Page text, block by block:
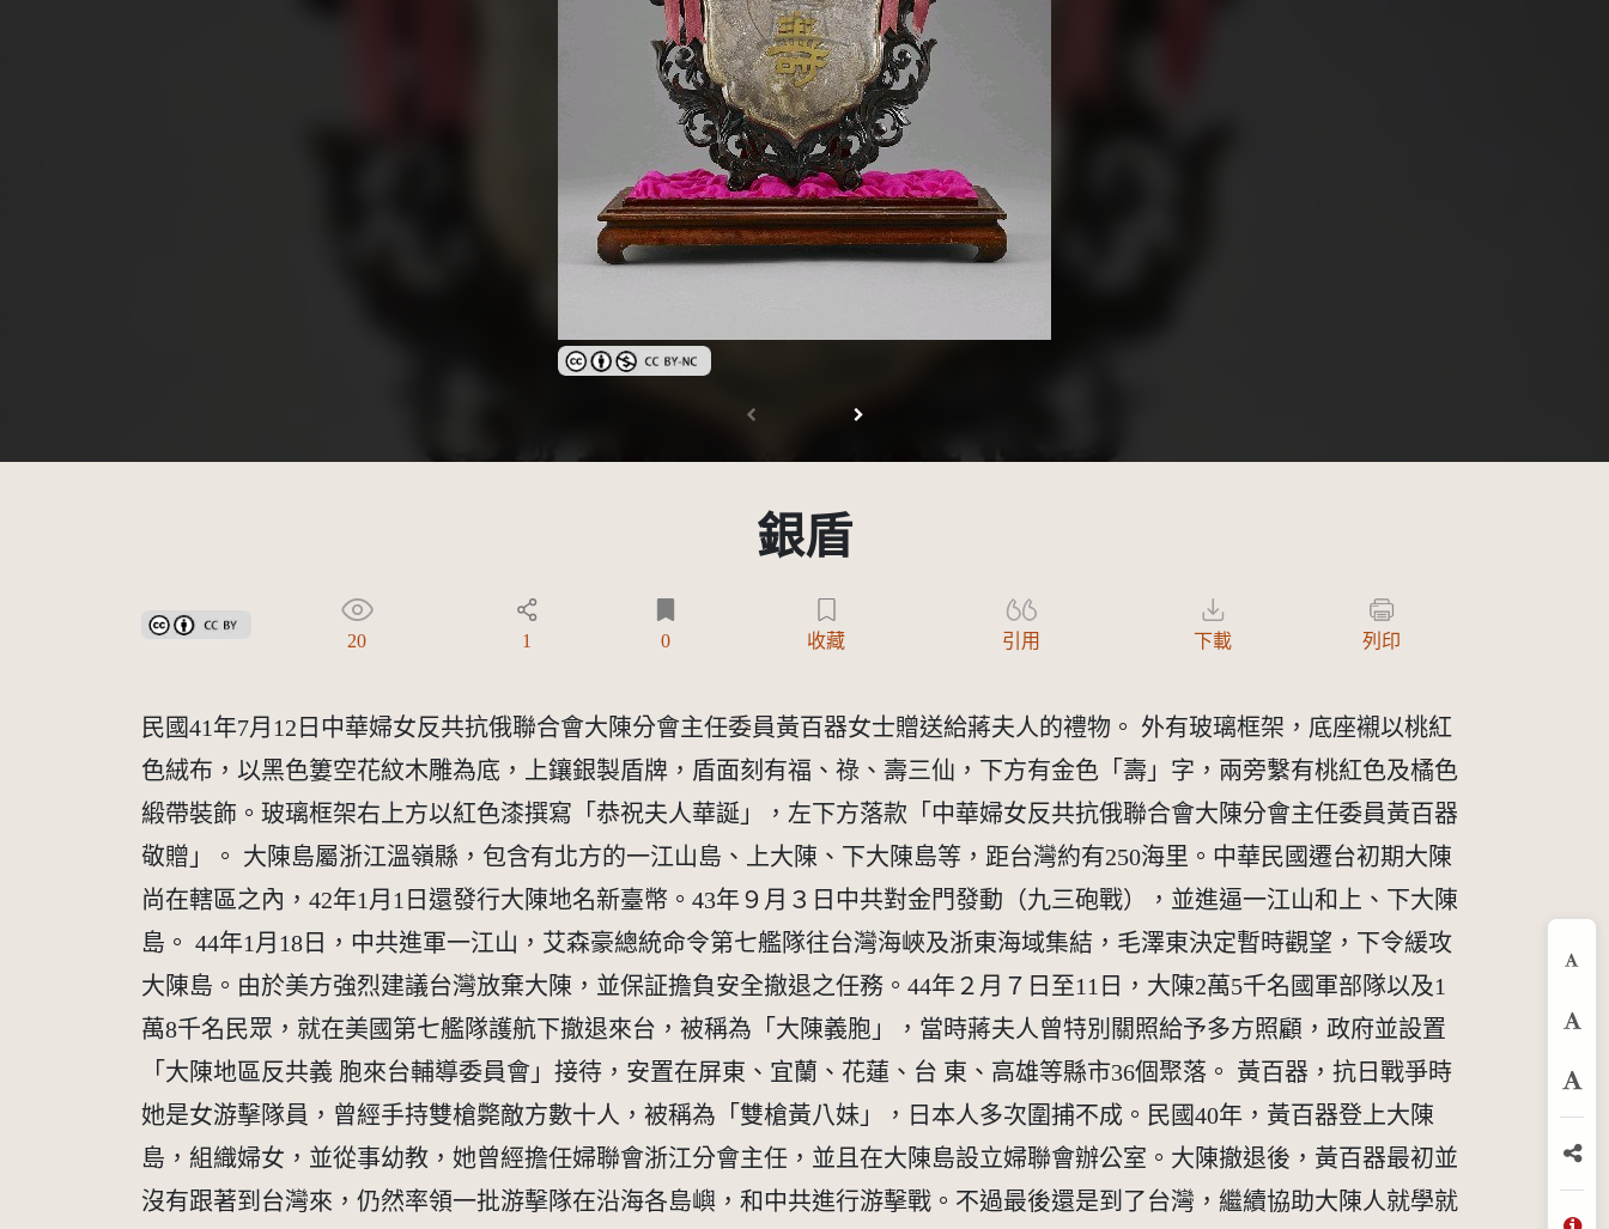
創用CC姓名標示-非商業性 3.0 台灣及其後版本(CC BY-NC 3.0 TW +)
銀盾
創用CC姓名標示 3.0 台灣及其後版本(CC BY 3.0 TW +)
20 1 0 收藏 引用 下載 列印
民國41年7月12日中華婦女反共抗俄聯合會大陳分會主任委員黃百器女士贈送給蔣夫人的禮物。 外有玻璃框架，底座襯以桃紅
色絨布，以黑色簍空花紋木雕為底，上鑲銀製盾牌，盾面刻有福、祿、壽三仙，下方有金色「壽」字，兩旁繫有桃紅色及橘色
緞帶裝飾。玻璃框架右上方以紅色漆撰寫「恭祝夫人華誕」，左下方落款「中華婦女反共抗俄聯合會大陳分會主任委員黃百器
敬贈」。 大陳島屬浙江溫嶺縣，包含有北方的一江山島、上大陳、下大陳島等，距台灣約有250海里。中華民國遷台初期大陳
尚在轄區之內，42年1月1日還發行大陳地名新臺幣。43年９月３日中共對金門發動（九三砲戰），並進逼一江山和上、下大陳
島。 44年1月18日，中共進軍一江山，艾森豪總統命令第七艦隊往台灣海峽及浙東海域集結，毛澤東決定暫時觀望，下令緩攻
大陳島。由於美方強烈建議台灣放棄大陳，並保証擔負安全撤退之任務。44年２月７日至11日，大陳2萬5千名國軍部隊以及1
萬8千名民眾，就在美國第七艦隊護航下撤退來台，被稱為「大陳義胞」，當時蔣夫人曾特別關照給予多方照顧，政府並設置
「大陳地區反共義 胞來台輔導委員會」接待，安置在屏東、宜蘭、花蓮、台 東、高雄等縣市36個聚落。 黃百器，抗日戰爭時
她是女游擊隊員，曾經手持雙槍斃敵方數十人，被稱為「雙槍黃八妹」，日本人多次圍捕不成。民國40年，黃百器登上大陳
島，組織婦女，並從事幼教，她曾經擔任婦聯會浙江分會主任，並且在大陳島設立婦聯會辦公室。大陳撤退後，黃百器最初並
沒有跟著到台灣來，仍然率領一批游擊隊在沿海各島嶼，和中共進行游擊戰。不過最後還是到了台灣，繼續協助大陳人就學就
放
分